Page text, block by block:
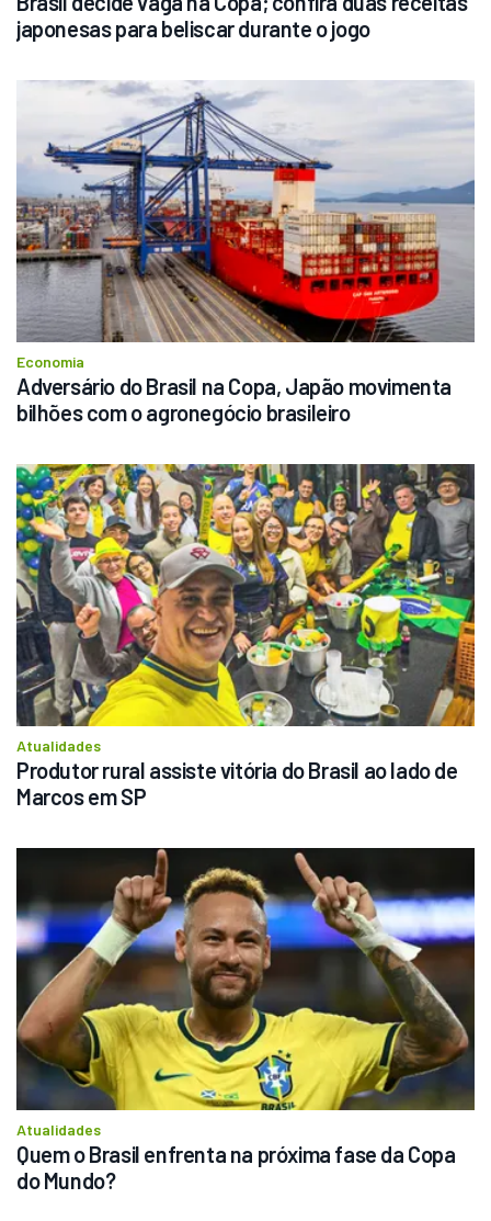
japonesas para beliscar durante o jogo
Economia
Adversário do Brasil na Copa, Japão movimenta
bilhões com o agronegócio brasileiro
Atualidades
Produtor rural assiste vitória do Brasil ao lado de
Marcos em SP
Atualidades
Quem o Brasil enfrenta na próxima fase da Copa
do Mundo?